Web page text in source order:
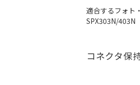
適合するフォト
SPX303N/403N
コネクタ保